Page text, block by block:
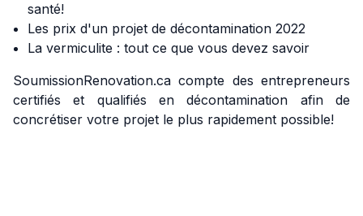
santé!
Les prix d'un projet de décontamination 2022
La vermiculite : tout ce que vous devez savoir
SoumissionRenovation.ca compte des entrepreneurs
certifiés et qualifiés en décontamination afin de
concrétiser votre projet le plus rapidement possible!